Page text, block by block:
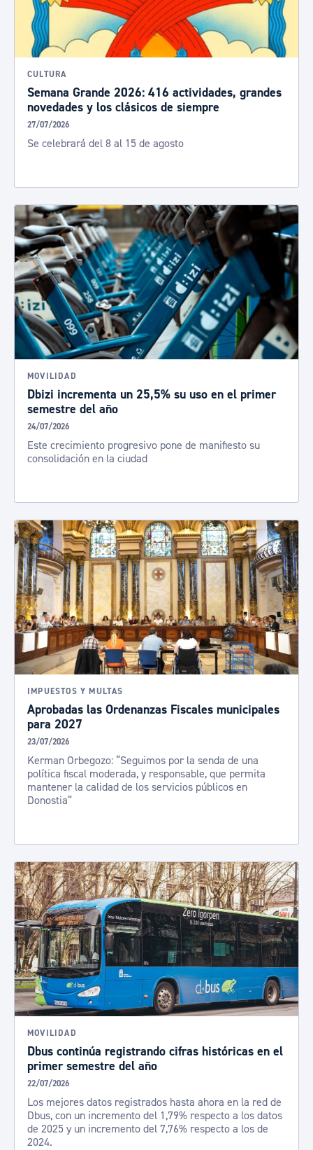
CULTURA
Semana Grande 2026: 416 actividades, grandes
novedades y los clásicos de siempre
27/07/2026
Se celebrará del 8 al 15 de agosto
MOVILIDAD
Dbizi incrementa un 25,5% su uso en el primer
semestre del año
24/07/2026
Este crecimiento progresivo pone de manifiesto su
consolidación en la ciudad
IMPUESTOS Y MULTAS
Aprobadas las Ordenanzas Fiscales municipales
para 2027
23/07/2026
Kerman Orbegozo: “Seguimos por la senda de una
política fiscal moderada, y responsable, que permita
mantener la calidad de los servicios públicos en
Donostia”
MOVILIDAD
Dbus continúa registrando cifras históricas en el
primer semestre del año
22/07/2026
Los mejores datos registrados hasta ahora en la red de
Dbus, con un incremento del 1,79% respecto a los datos
de 2025 y un incremento del 7,76% respecto a los de
2024.